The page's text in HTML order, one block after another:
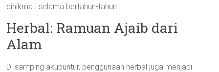
dinikmati selama bertahun-tahun.
Herbal: Ramuan Ajaib dari
Alam
Di samping akupuntur, penggunaan herbal juga menjadi